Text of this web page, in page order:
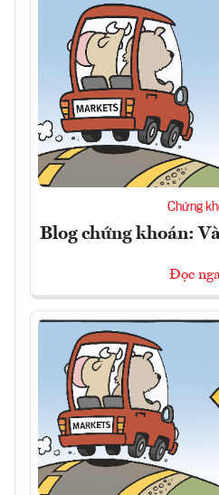
Chứng
Blog chứng khoán:
Đọc